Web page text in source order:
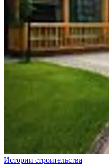
Истории строительства